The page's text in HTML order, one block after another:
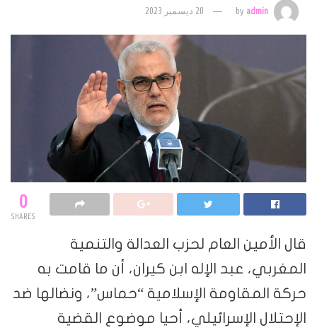
byadmin 20 ديسمبر 2023
0
SHARES
قال الأمين العام لحزب العدالة والتنمية
المغربي، عبد الإله ابن كيران، أن ما قامت به
حركة المقاومة الإسلامية “حماس”، ونضالها ضد
الإحتلال الإسرائيلي، أحيا موضوع القضية